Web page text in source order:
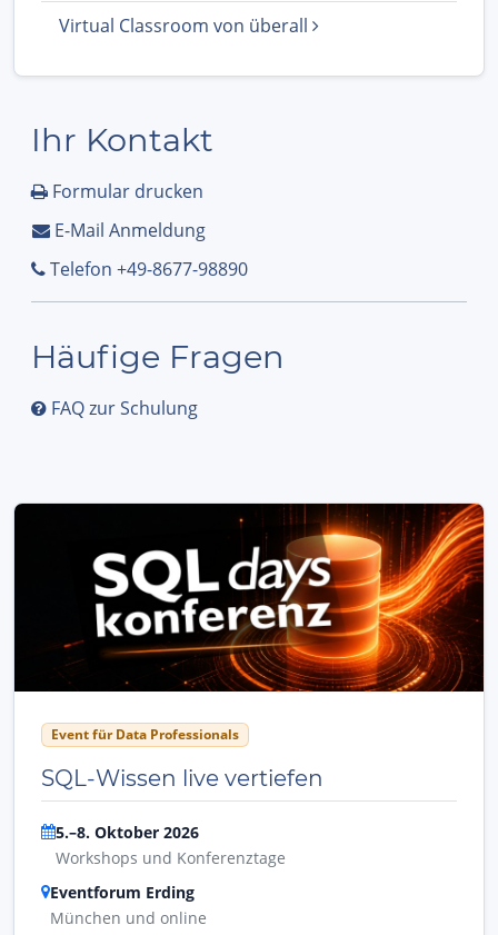
Virtual Classroom von überall
Ihr Kontakt
Formular drucken
E-Mail Anmeldung
Telefon +49-8677-98890
Häufige Fragen
FAQ zur Schulung
Event für Data Professionals
SQL-Wissen live vertiefen
5.–8. Oktober 2026
Workshops und Konferenztage
Eventforum Erding
München und online